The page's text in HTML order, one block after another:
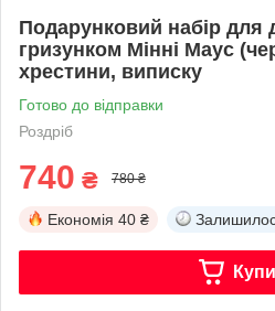
Подарунковий набір для
гризунком Мінні Маус
хрестини, виписку
Готово до відправки
Роздріб
740 ₴ 780 ₴
Економія 40 ₴